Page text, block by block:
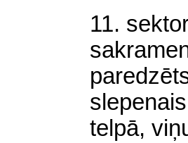
11.
telpā,